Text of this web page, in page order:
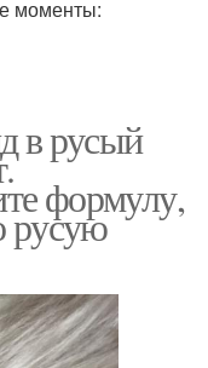
моменты:
в русый
формулу,
русую